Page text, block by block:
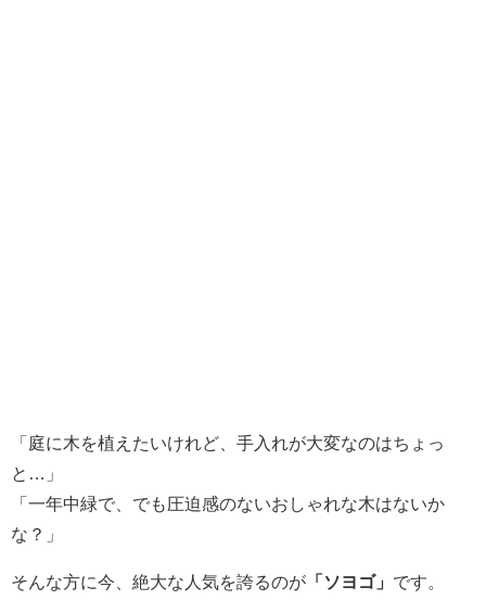
「庭に木を植えたいけれど、手入れが大変なのはちょっ
と…」
「一年中緑で、でも圧迫感のないおしゃれな木はないか
な？」
そんな方に今、絶大な人気を誇るのが 「ソヨゴ」 です。